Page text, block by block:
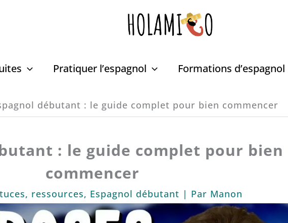
Pratiquer l’espagnol Formations d’espagnol
débutant : le guide complet pour bien commencer
: le guide complet pour bien
commencer
ressources, Espagnol débutant | Par Manon